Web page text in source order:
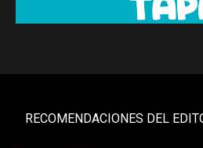
RECOMENDACIONES DEL